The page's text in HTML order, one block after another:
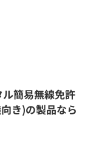
簡易無線免許
き)の製品なら